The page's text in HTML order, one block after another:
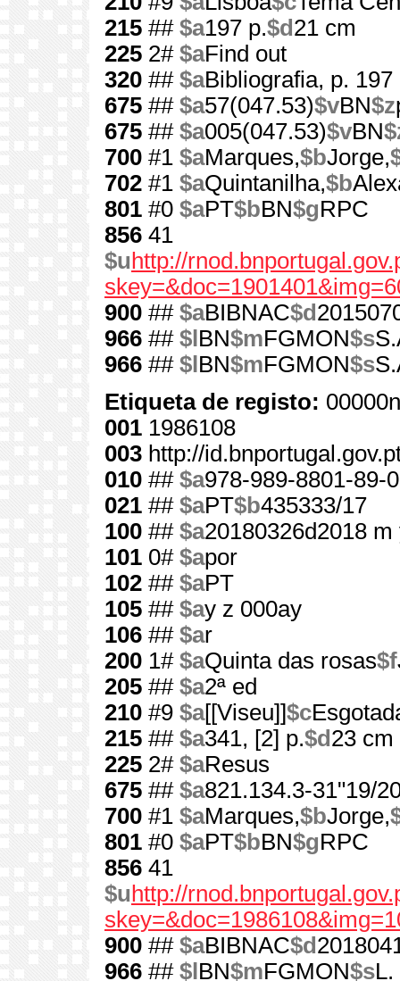
215 ## $a197 p.$d 21 cm
225 2# $aFind out
320 ## $aBibliografia, p. 197
675 ## $a57(047.53)$vBN$z
675 ## $a005(047.53)$vBN
700 #1 $aMarques,$bJorge,
702 #1 $aQuintanilha,$b
801 #0 $aPT$bBN$gRPC
856 41
$u http://
900 ## $aBIBNAC$d
966 ## $l BN$mFGMON$s
966 ## $l BN$mFGMON$s
Etiqueta de registo:
001 1986108
003 http://
010 ## $a978-989-8801-89-0
021 ## $aPT$b435333/17
100 ## $a20180326d2018
101 0# $apor
102 ## $aPT
105 ## $ay z 000ay
106 ## $ar
200 1# $aQuinta das rosas$f
205 ## $a2ª ed
210 #9 $a[[Viseu]]$c
215 ## $a341, [2] p.$d 23 cm
225 2# $aResus
675 ## $a821.134.3-31"19/
700 #1 $aMarques,$bJorge,
801 #0 $aPT$bBN$gRPC
856 41
$u http://
900 ## $aBIBNAC$d
966 ## $l BN$mFGMON$sL.